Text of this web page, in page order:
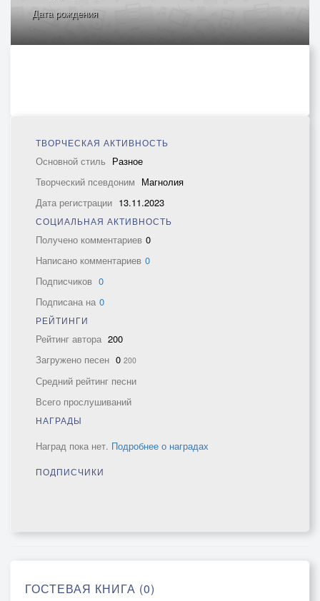
Дата рождения
ТВОРЧЕСКАЯ АКТИВНОСТЬ
Основной стиль Разное
Творческий псевдоним Магнолия
Дата регистрации 13.11.2023
СОЦИАЛЬНАЯ АКТИВНОСТЬ
Получено комментариев 0
Написано комментариев 0
Подписчиков 0
Подписана на 0
РЕЙТИНГИ
Рейтинг автора 200
Загружено песен 0 200
Средний рейтинг песни
Всего прослушиваний
НАГРАДЫ
Наград пока нет. Подробнее о наградах
ПОДПИСЧИКИ
ГОСТЕВАЯ КНИГА (0)